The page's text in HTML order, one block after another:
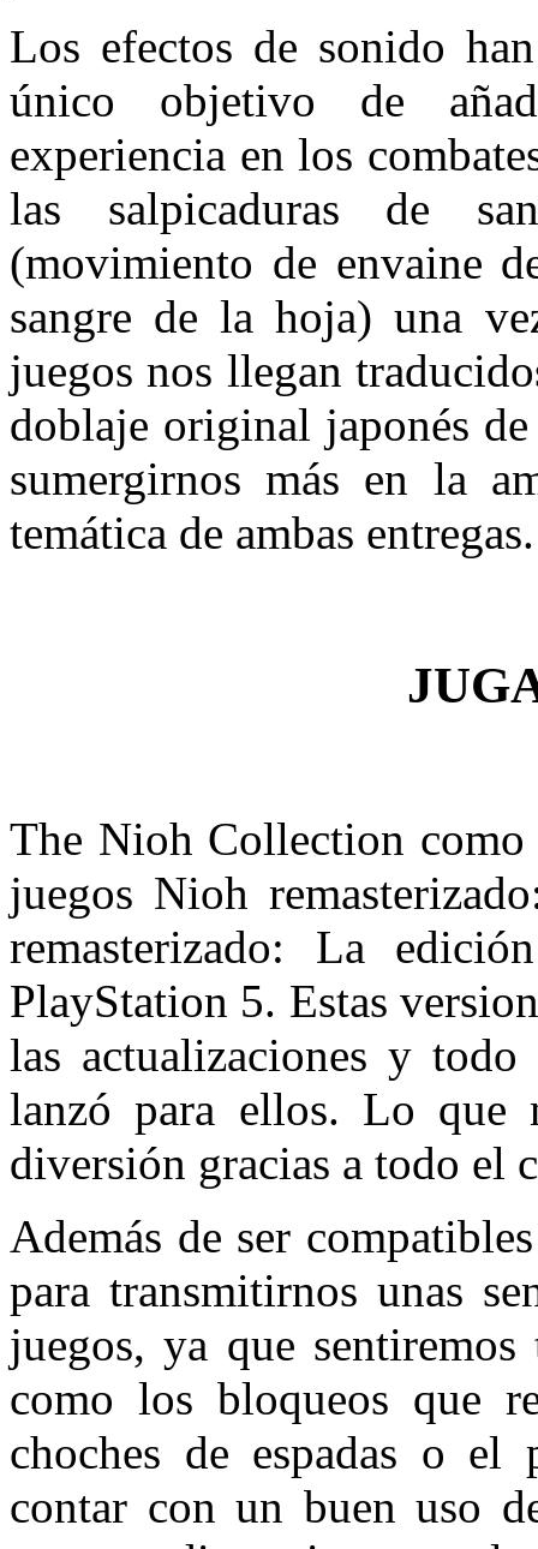
Los efectos de sonido
único objetivo de
experiencia en los
las salpicaduras de
(movimiento de envaine
sangre de la hoja) una
juegos nos llegan
doblaje original japonés
sumergirnos más en la
temática de ambas entregas.
The Nioh Collection como
juegos Nioh
remasterizado: La
PlayStation 5. Estas
las actualizaciones y todo
lanzó para ellos. Lo que
diversión gracias a todo el
Además de ser
para transmitirnos unas
juegos, ya que
como los bloqueos que
choches de espadas o el
contar con un buen uso